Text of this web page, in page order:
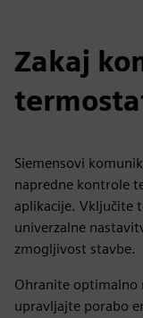
Zakaj
Siemensovi
napredne kontrole
aplikacije. Vključite
univerzalne
zmogljivost stavbe.
Ohranite optimalno
upravljajte porabo